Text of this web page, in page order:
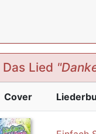
Das Lied
Cover